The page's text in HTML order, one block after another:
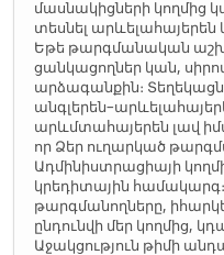
մասնակիցների կողմից
տեսնել
Եթե թարգմանական
ցանկացողներ կան,
արձագանքին։
արևմտահայերեն լավ
որ Ձեր ուղարկած
Ադմինիստրացիայի
կրեդիտային համակարգ։
թարգմանողները,
ընդունվի մեր կողմից,
Աջակցություն թիմի